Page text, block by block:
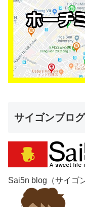
サイゴンブロ
Sai5n blog（サイゴ